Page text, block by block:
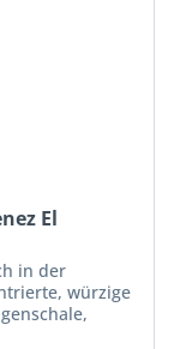
El
in der
würzige